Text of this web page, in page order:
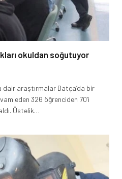
okuldan soğutuyor
dair araştırmalar Datça’da bir
eden 326 öğrenciden 70’i
Üstelik…